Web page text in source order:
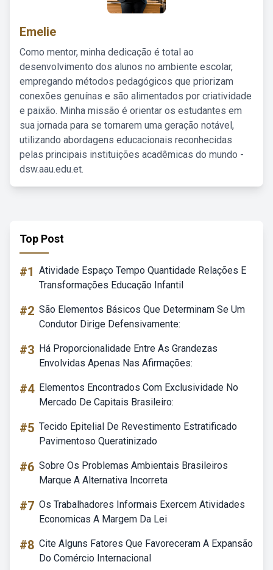
Emelie
Como mentor, minha dedicação é total ao
desenvolvimento dos alunos no ambiente escolar,
empregando métodos pedagógicos que priorizam
conexões genuínas e são alimentados por criatividade
e paixão. Minha missão é orientar os estudantes em
sua jornada para se tornarem uma geração notável,
utilizando abordagens educacionais reconhecidas
pelas principais instituições acadêmicas do mundo -
dsw.aau.edu.et.
Top Post
#1 Atividade Espaço Tempo Quantidade Relações E
Transformações Educação Infantil
#2 São Elementos Básicos Que Determinam Se Um
Condutor Dirige Defensivamente:
#3 Há Proporcionalidade Entre As Grandezas
Envolvidas Apenas Nas Afirmações:
#4 Elementos Encontrados Com Exclusividade No
Mercado De Capitais Brasileiro:
#5 Tecido Epitelial De Revestimento Estratificado
Pavimentoso Queratinizado
#6 Sobre Os Problemas Ambientais Brasileiros
Marque A Alternativa Incorreta
#7 Os Trabalhadores Informais Exercem Atividades
Economicas A Margem Da Lei
#8 Cite Alguns Fatores Que Favoreceram A Expansão
Do Comércio Internacional